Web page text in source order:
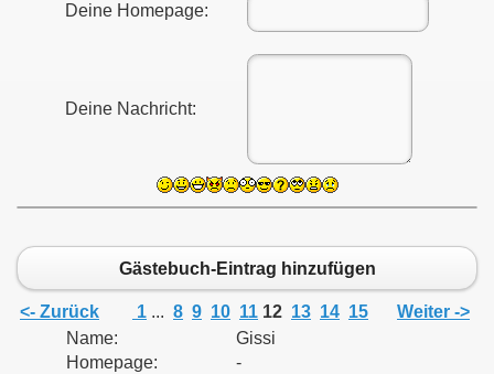
Deine Homepage:
Deine Nachricht:
Gästebuch-Eintrag hinzufügen
<- Zurück 1 ... 8 9 10 11 12 13 14 15
Weiter ->
Name:
Gissi
Homepage:
-
ab 1979